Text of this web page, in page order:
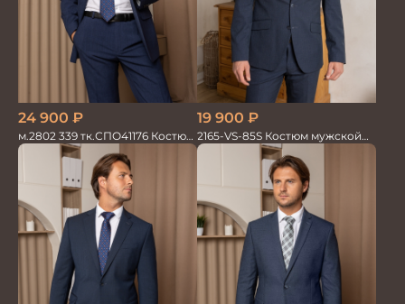
24 900 ₽
м.2802 339 тк.СПО41176 Костюм
мужской
19 900 ₽
2165-VS-85S Костюм мужской
двойка